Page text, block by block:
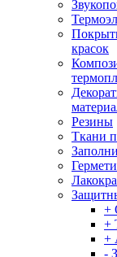
красок
Резины
Ткани
+
+
+
-